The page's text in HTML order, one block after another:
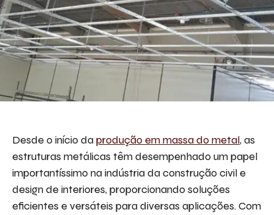
Desde o início daprodução em massa do metal, as
estruturas metálicas têm desempenhado um papel
importantíssimo na indústria da construção civil e
design de interiores, proporcionando soluções
eficientes e versáteis para diversas aplicações. Com